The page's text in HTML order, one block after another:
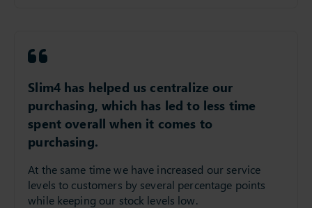
Slim4 has helped us centralize our
purchasing, which has led to less time
spent overall when it comes to
purchasing.
At the same time we have increased our service
levels to customers by several percentage points
while keeping our stock levels low.